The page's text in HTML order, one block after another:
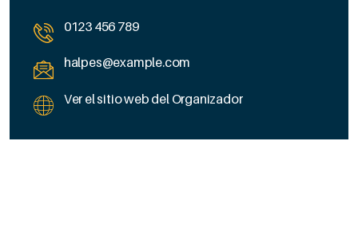
0123 456 789
halpes@example.com
Ver el sitio web del Organizador